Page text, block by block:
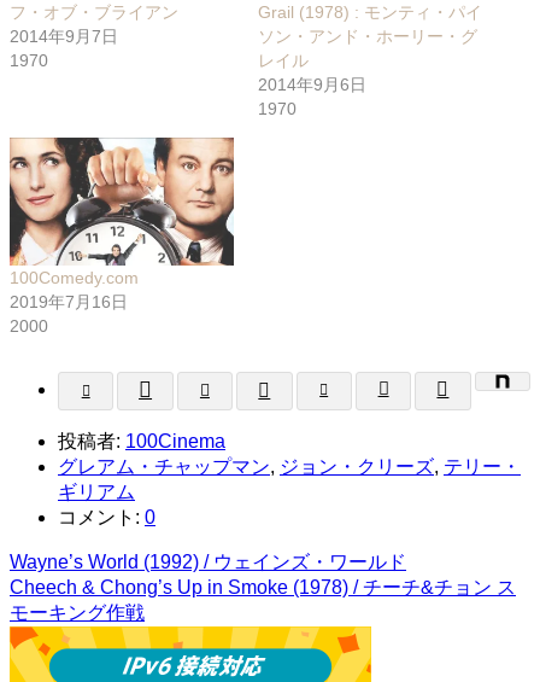
フ・オブ・ブライアン
2014年9月7日
1970
Grail (1978) : モンティ・パイ
ソン・アンド・ホーリー・グ
レイル
2014年9月6日
1970
100Comedy.com
2019年7月16日
2000
投稿者: 100Cinema
グレアム・チャップマン, ジョン・クリーズ, テリー・
ギリアム
コメント: 0
Wayne’s World (1992) / ウェインズ・ワールド
Cheech & Chong’s Up in Smoke (1978) / チーチ&チョン ス
モーキング作戦